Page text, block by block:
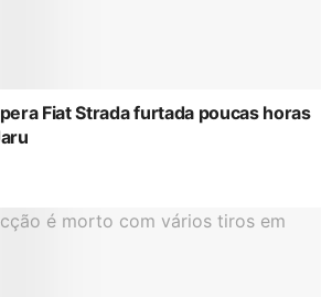
Fiat Strada furtada poucas horas